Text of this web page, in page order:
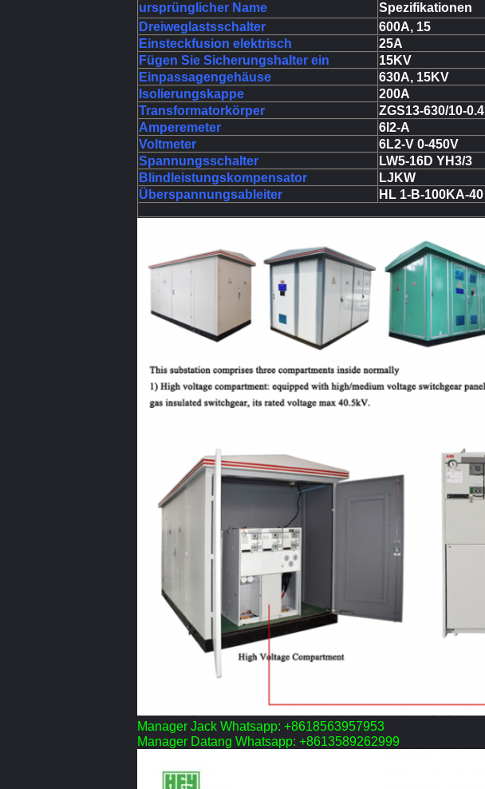
ursprünglicher Name
Spezifikationen
Dreiweglastsschalter
600A, 15
Einsteckfusion elektrisch
25A
Fügen Sie Sicherungshalter ein
15KV
Einpassagengehäuse
630A, 15KV
Isolierungskappe
200A
Transformatorkörper
ZGS13-630/10-0.4
Amperemeter
6l2-A
Voltmeter
6L2-V 0-450V
Spannungsschalter
LW5-16D YH3/3
Blindleistungskompensator
LJKW
Überspannungsableiter
HL 1-B-100KA-40
Manager Jack Whatsapp: +8618563957953
Manager Datang Whatsapp: +8613589262999